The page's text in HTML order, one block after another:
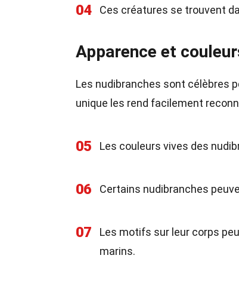
04 Ces créatures se trouvent
Apparence et
Les nudibranches sont célèbres
unique les rend facilement
05 Les couleurs vives des
06 Certains nudibranches
07
Les motifs sur leur corps
marins.